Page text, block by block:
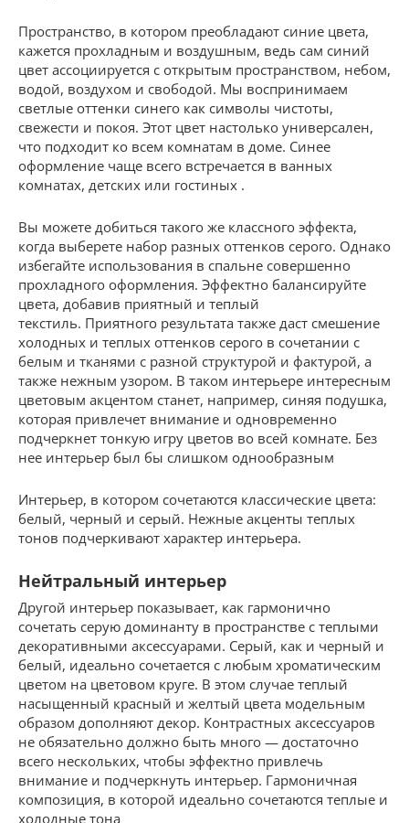
Пространство, в котором преобладают синие цвета,
кажется прохладным и воздушным, ведь сам синий
цвет ассоциируется с открытым пространством, небом,
водой, воздухом и свободой. Мы воспринимаем
светлые оттенки синего как символы чистоты,
свежести и покоя. Этот цвет настолько универсален,
что подходит ко всем комнатам в доме. Синее
оформление чаще всего встречается в ванных
комнатах, детских или гостиных .
Вы можете добиться такого же классного эффекта,
когда выберете набор разных оттенков серого. Однако
избегайте использования в спальне совершенно
прохладного оформления. Эффектно балансируйте
цвета, добавив приятный и теплый
текстиль. Приятного результата также даст смешение
холодных и теплых оттенков серого в сочетании с
белым и тканями с разной структурой и фактурой, а
также нежным узором. В таком интерьере интересным
цветовым акцентом станет, например, синяя подушка,
которая привлечет внимание и одновременно
подчеркнет тонкую игру цветов во всей комнате. Без
нее интерьер был бы слишком однообразным
Интерьер, в котором сочетаются классические цвета:
белый, черный и серый. Нежные акценты теплых
тонов подчеркивают характер интерьера.
Нейтральный интерьер
Другой интерьер показывает, как гармонично
сочетать серую доминанту в пространстве с теплыми
декоративными аксессуарами. Серый, как и черный и
белый, идеально сочетается с любым хроматическим
цветом на цветовом круге. В этом случае теплый
насыщенный красный и желтый цвета модельным
образом дополняют декор. Контрастных аксессуаров
не обязательно должно быть много — достаточно
всего нескольких, чтобы эффектно привлечь
внимание и подчеркнуть интерьер. Гармоничная
композиция, в которой идеально сочетаются теплые и
холодные тона